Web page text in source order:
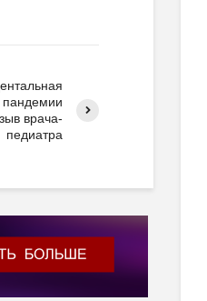
врача-
педиатра